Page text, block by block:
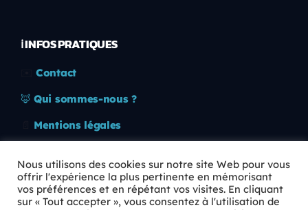
ℹ️ INFOS PRATIQUES
Contact
🦊 Qui sommes-nous ?
Mentions légales
🛡️ RGPD
Copyright © 2026 Animkids. Tous droits réservés.
Nous utilisons des cookies sur notre site Web pour vous
offrir l'expérience la plus pertinente en mémorisant
vos préférences et en répétant vos visites. En cliquant
sur « Tout accepter », vous consentez à l'utilisation de